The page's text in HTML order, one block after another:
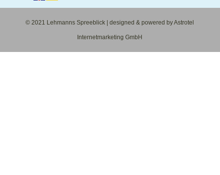
© 2021 Lehmanns Spreeblick | designed & powered by Astrotel
Internetmarketing GmbH